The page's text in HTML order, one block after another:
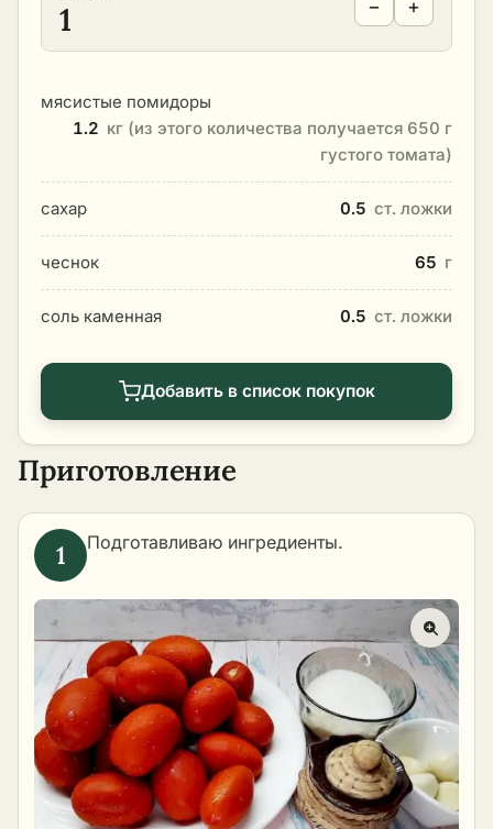
1 − +
мясистые помидоры
1.2 кг (из этого количества получается 650 г
густого томата)
сахар 0.5 ст. ложки
чеснок 65 г
соль каменная 0.5 ст. ложки
Добавить в список покупок
Приготовление
Подготавливаю ингредиенты.